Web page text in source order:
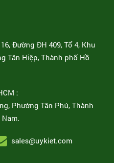
Đường ĐH 409, Tổ 4, Khu
Tân Hiệp, Thành phố Hồ
:
Phường Tân Phú, Thành
sales@uykiet.com